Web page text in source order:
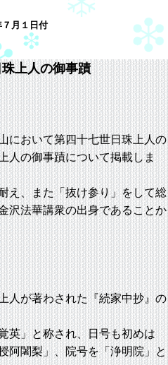
月１日付
上人の御事蹟
おいて第四十七世日珠上人の
人の御事蹟について掲載しま
、また「抜け参り」をして総
沢法華講衆の出身であることか
が著わされた『続家中抄』の
」と称され、日号も初めは
阿闍梨」、院号を「浄明院」と